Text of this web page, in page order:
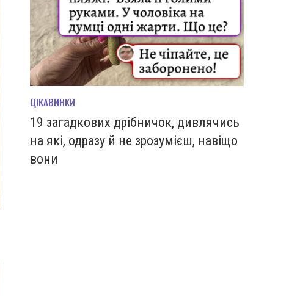
ЦІКАВИНКИ
19 загадкових дрібничок, дивлячись
на які, одразу й не зрозумієш, навіщо
вони